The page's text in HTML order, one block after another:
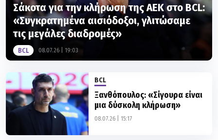
Σάκοτα για την κλήρωση της ΑΕΚ στο BCL:
«Συγκρατημένα αισιόδοξοι, γλιτώσαμε
τις μεγάλες διαδρομές»
BCL 08.07.26 | 19:03
BCL
Ξανθόπουλος: «Σίγουρα είναι
μια δύσκολη κλήρωση»
08.07.26 | 15:17